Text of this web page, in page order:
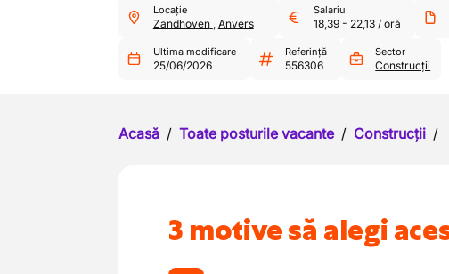
Locație
Zandhoven , Anvers
Salariu
18,39- 22,13/ oră
Ultima modificare
25/06/2026
Referință
556306
Sector
Construcții
Acasă / Toate posturile vacante / Construcții /
3 motive să alegi